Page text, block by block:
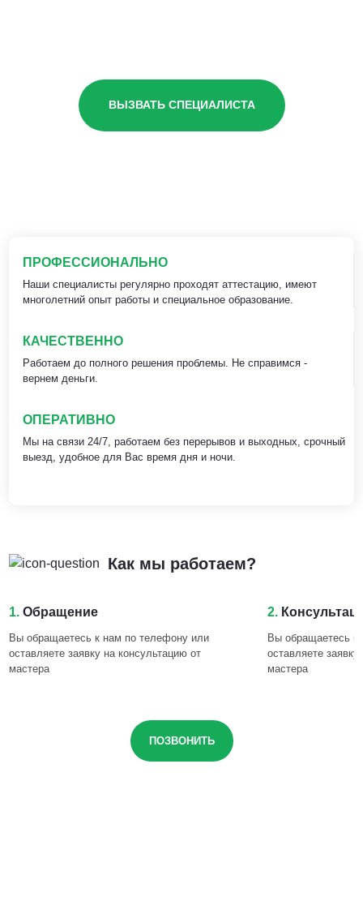
ВЫЗВАТЬ СПЕЦИАЛИСТА
ПРОФЕССИОНАЛЬНО
Наши специалисты регулярно проходят аттестацию, имеют
многолетний опыт работы и специальное образование.
КАЧЕСТВЕННО
Работаем до полного решения проблемы. Не справимся -
вернем деньги.
ОПЕРАТИВНО
Мы на связи 24/7, работаем без перерывов и выходных, срочный
выезд, удобное для Вас время дня и ночи.
Как мы работаем?
1. Обращение
Вы обращаетесь к нам по телефону или
оставляете заявку на консультацию от
мастера
2.
Вы обращаетесь
оставляете
мастера
ПОЗВОНИТЬ